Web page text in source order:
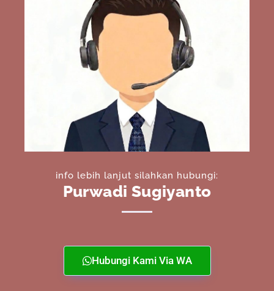
info lebih lanjut silahkan hubungi:
Purwadi Sugiyanto
Hubungi Kami Via WA